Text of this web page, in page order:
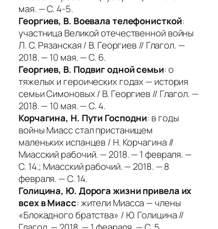
мая. — С. 4-5.
Георгиев, В. Воевала телефонисткой:
участница Великой отечественной войны
Л. С. Рязанская / В. Георгиев // Глагол. —
2018. — 10 мая. — С. 6.
Георгиев, В. Подвиг одной семьи: о
тяжелых и героических годах — история
семьи Симоновых / В. Георгиев // Глагол. —
2018. — 10 мая. — С. 4.
Корчагина, Н. Пути Господни: в годы
войны Миасс стал пристанищем
маленьких испанцев / Н. Корчагина //
Миасский рабочий. — 2018. — 1 февраля. —
С. 14.; Миасский рабочий. — 2018. — 8
февраля. — С. 14.
Голицина, Ю. Дорога жизни привела их
всех в Миасс: жители Миасса — члены
«Блокадного братства» / Ю. Голицина //